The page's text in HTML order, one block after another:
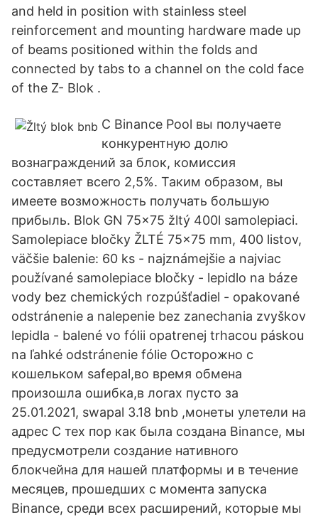
and held in position with stainless steel
reinforcement and mounting hardware made up
of beams positioned within the folds and
connected by tabs to a channel on the cold face
of the Z- Blok .
С Binance Pool вы получаете
конкурентную долю
вознаграждений за блок, комиссия
составляет всего 2,5%. Таким образом, вы
имеете возможность получать большую
прибыль. Blok GN 75x75 žltý 400l samolepiaci.
Samolepiace bločky ŽLTÉ 75x75 mm, 400 listov,
väčšie balenie: 60 ks - najznámejšie a najviac
používané samolepiace bločky - lepidlo na báze
vody bez chemických rozpúšťadiel - opakované
odstránenie a nalepenie bez zanechania zvyškov
lepidla - balené vo fólii opatrenej trhacou páskou
na ľahké odstránenie fólie Осторожно с
кошельком safepal,во время обмена
произошла ошибка,в логах пусто за
25.01.2021, swapal 3.18 bnb ,монеты улетели на
адрес С тех пор как была создана Binance, мы
предусмотрели создание нативного
блокчейна для нашей платформы и в течение
месяцев, прошедших с момента запуска
Binance, среди всех расширений, которые мы